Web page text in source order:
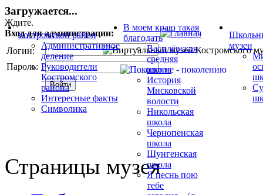
Загружается...
Ждите.
Вход для администрации:
Логин:
Пароль:
Костромской район
Административное
деление
Руководители
Костромского
района
Интересные факты
Символика
В моем краю такая
благодать
Василёвская
средняя
школа
История
Мисковской
волости
Никольская
школа
Чернопенская
школа
Шунгенская
школа
Я песнь пою
тебе
музеи
Страницы музея